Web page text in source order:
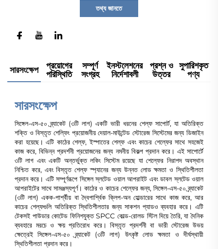
তথ্য জানতে
সারসংক্ষেপ
প্রয়োগের
পরিস্থিতি
সম্পূর্ণ
সংগ্রহ
ইনস্টলেশনের
নির্দেশাবলী
প্রশ্ন ও
উত্তর
সুপারিশকৃত
পণ্য
সারসংক্ষেপ
সিঙ্গেল-এস-৫০ ব্র্যাকেট (৩টি লাগ) একটি ভারী ধরনের শেল্ফ সাপোর্ট, যা অতিরিক্ত
শক্তি ও বিস্তৃত শেল্ফিং প্রয়োজনীয় দেয়াল-মাউন্টেড স্টোরেজ সিস্টেমের জন্য ডিজাইন
করা হয়েছে। এটি কাঠের শেল্ফ, ইস্পাতের শেল্ফ এবং কাচের শেল্ফের সাথে সহজেই
কাজ করে, বিভিন্ন প্রদর্শনী প্রয়োজনের জন্য নমনীয় বিকল্প প্রদান করে। এই সাপোর্টে
৩টি লাগ এবং একটি অন্তর্ভুক্ত লকিং সিস্টেম রয়েছে যা শেল্ফের নিরাপদ অবস্থান
নিশ্চিত করে, এবং বিস্তৃত শেল্ফ স্প্যানের জন্য উন্নত লোড ক্ষমতা ও স্থিতিশীলতা
প্রদান করে। এটি সম্পূর্ণরূপে সিঙ্গেল স্লটেড ওয়াল আপরাইট এবং ডাবল স্লটেড ওয়াল
আপরাইটের সাথে সামঞ্জস্যপূর্ণ। কাঠের ও কাচের শেল্ফের জন্য, সিঙ্গেল-এস-৫০ ব্র্যাকেট
(৩টি লাগ) একক-পার্শ্বীয় বা দ্বৈপার্শ্বিক ক্লিপ-অন হোল্ডারের সাথে কাজ করে, আর
কাচের শেল্ফগুলি অতিরিক্ত স্থিতিশীলতার জন্য সাকশন প্যাডও ব্যবহার করে। এটি
টেকসই পাউডার কোটেড ফিনিশযুক্ত SPCC কোল্ড-রোলড স্টিল দিয়ে তৈরি, যা দৈনিক
ব্যবহারে মরচে ও ক্ষয় প্রতিরোধ করে। বিস্তৃত প্রদর্শনী বা ভারী স্টোরেজ উভয়
ক্ষেত্রেই সিঙ্গেল-এস-৫০ ব্র্যাকেট (৩টি লাগ) উৎকৃষ্ট লোড ক্ষমতা ও দীর্ঘস্থায়ী
স্থিতিশীলতা প্রদান করে।